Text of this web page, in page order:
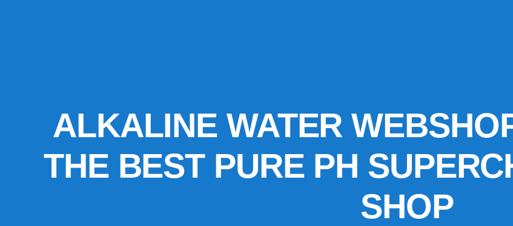
ALKALINE WATER
THE BEST PURE PH
SHOP